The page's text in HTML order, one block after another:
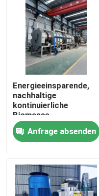
Startseite
Produkte
Energieeinsparende,
nachhaltige
kontinuierliche
Biomasse-
Karbonierungsöfen für
landwirtschaftliche
Abfälle
Anfrage absenden